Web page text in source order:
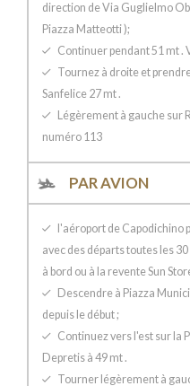
direction de Via Guglielmo
Piazza Matteotti );
Continuer pendant 51 mt .
Tournez à droite et
Sanfelice 27 mt .
Légèrement à gauche sur
numéro 113
PAR AVION
l'aéroport de Capodichino
avec des départs toutes les
à bord ou à la revente Sun
Descendre à Piazza
depuis le début ;
Continuez vers l'est sur ​​la
Depretis à 49 mt .
Tourner légèrement à